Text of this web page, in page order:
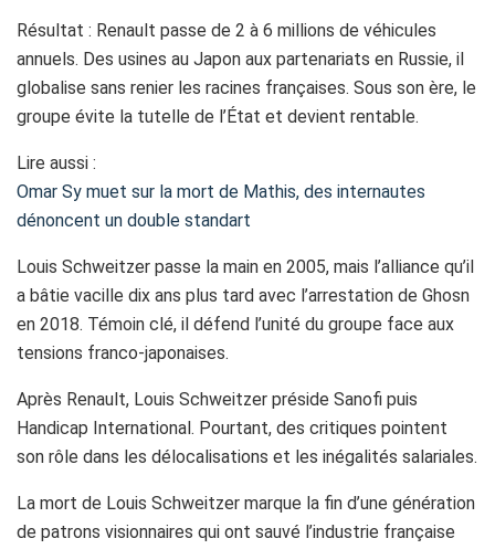
Résultat : Renault passe de 2 à 6 millions de véhicules
annuels. Des usines au Japon aux partenariats en Russie, il
globalise sans renier les racines françaises. Sous son ère, le
groupe évite la tutelle de l’État et devient rentable.
Lire aussi :
Omar Sy muet sur la mort de Mathis, des internautes
dénoncent un double standart
Louis Schweitzer passe la main en 2005, mais l’alliance qu’il
a bâtie vacille dix ans plus tard avec l’arrestation de Ghosn
en 2018. Témoin clé, il défend l’unité du groupe face aux
tensions franco-japonaises.
Après Renault, Louis Schweitzer préside Sanofi puis
Handicap International. Pourtant, des critiques pointent
son rôle dans les délocalisations et les inégalités salariales.
La mort de Louis Schweitzer marque la fin d’une génération
de patrons visionnaires qui ont sauvé l’industrie française